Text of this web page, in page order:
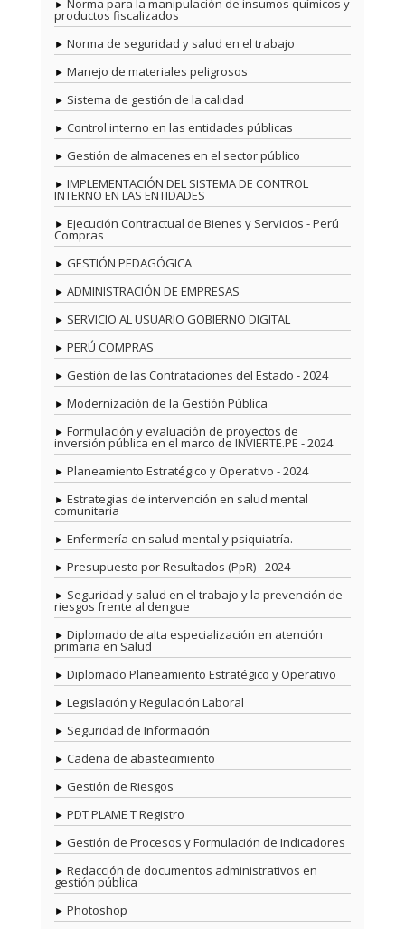
Norma para la manipulación de insumos químicos y
productos fiscalizados
Norma de seguridad y salud en el trabajo
Manejo de materiales peligrosos
Sistema de gestión de la calidad
Control interno en las entidades públicas
Gestión de almacenes en el sector público
IMPLEMENTACIÓN DEL SISTEMA DE CONTROL
INTERNO EN LAS ENTIDADES
Ejecución Contractual de Bienes y Servicios - Perú
Compras
GESTIÓN PEDAGÓGICA
ADMINISTRACIÓN DE EMPRESAS
SERVICIO AL USUARIO GOBIERNO DIGITAL
PERÚ COMPRAS
Gestión de las Contrataciones del Estado - 2024
Modernización de la Gestión Pública
Formulación y evaluación de proyectos de
inversión pública en el marco de INVIERTE.PE - 2024
Planeamiento Estratégico y Operativo - 2024
Estrategias de intervención en salud mental
comunitaria
Enfermería en salud mental y psiquiatría.
Presupuesto por Resultados (PpR) - 2024
Seguridad y salud en el trabajo y la prevención de
riesgos frente al dengue
Diplomado de alta especialización en atención
primaria en Salud
Diplomado Planeamiento Estratégico y Operativo
Legislación y Regulación Laboral
Seguridad de Información
Cadena de abastecimiento
Gestión de Riesgos
PDT PLAME T Registro
Gestión de Procesos y Formulación de Indicadores
Redacción de documentos administrativos en
gestión pública
Photoshop